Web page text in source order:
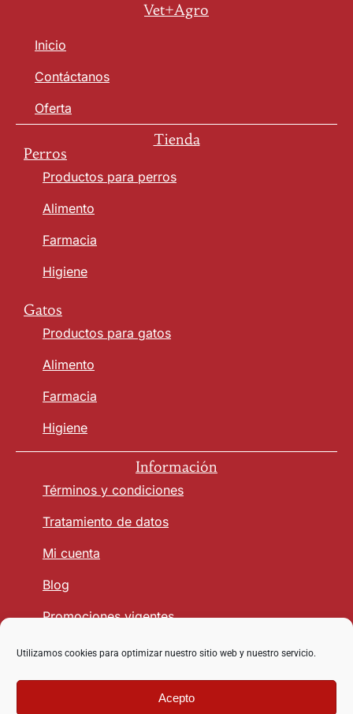
Utilizamos cookies para optimizar nuestro sitio web y nuestro servicio.
Acepto
Vet+Agro
Inicio
Contáctanos
Oferta
Tienda
Perros
Productos para perros
Alimento
Farmacia
Higiene
Gatos
Productos para gatos
Alimento
Farmacia
Higiene
Información
Términos y condiciones
Tratamiento de datos
Mi cuenta
Blog
Promociones vigentes
Seguridad y Confianza